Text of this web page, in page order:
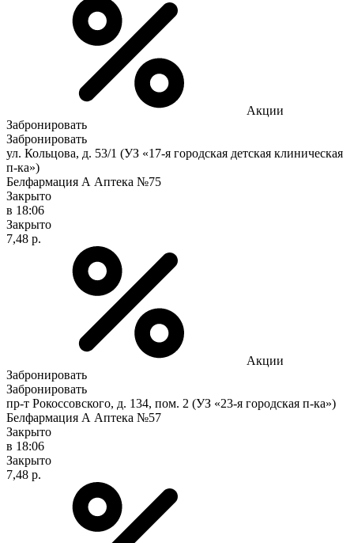
Акции
Забронировать
Забронировать
ул. Кольцова, д. 53/1 (УЗ «17-я городская детская клиническая
п-ка»)
Белфармация А Аптека №75
Закрыто
в 18:06
Закрыто
7,48 р.
Акции
Забронировать
Забронировать
пр-т Рокоссовского, д. 134, пом. 2 (УЗ «23-я городская п-ка»)
Белфармация А Аптека №57
Закрыто
в 18:06
Закрыто
7,48 р.